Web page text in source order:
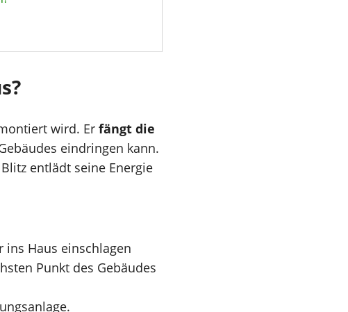
wird. Er fängt die
eindringen kann.
entlädt seine Energie
ins Haus einschlagen
Punkt des Gebäudes